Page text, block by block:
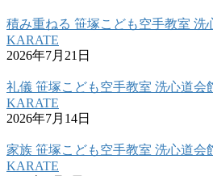
積み重ねる 笹塚こども空手教室 洗
KARATE
2026年7月21日
礼儀 笹塚こども空手教室 洗心道会
KARATE
2026年7月14日
家族 笹塚こども空手教室 洗心道会
KARATE